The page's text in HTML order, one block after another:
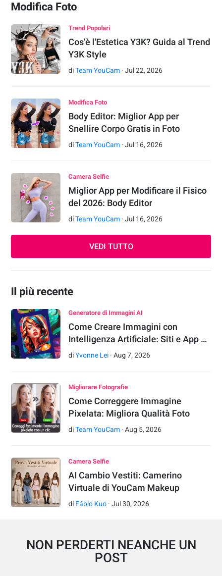
Modifica Foto
Trend Popolari
Cos’è l'Estetica Y3K? Guida al Trend
Y3K Style
diTeam YouCam ·Jul 22,2026
Modifica Foto
Body Editor: Miglior App per
Snellire Corpo Gratis in Foto
diTeam YouCam ·Jul 16,2026
Camera Selfie
Miglior App per Modificare il Fisico
del 2026: Body Editor
diTeam YouCam ·Jul 16,2026
VEDI TUTTO
Il più recente
Generatore di Immagini AI
Come Creare Immagini con
Intelligenza Artificiale: Siti e App …
diYvonne Lei ·Aug 7,2026
Migliorare Fotografie
Come Correggere Immagine
Pixelata: Migliora Qualità Foto
diTeam YouCam ·Aug 5,2026
Camera Selfie
AI Cambio Vestiti: Camerino
Virtuale di YouCam Makeup
di Fábio Kuo ·Jul 30,2026
NON PERDERTI NEANCHE UN
POST